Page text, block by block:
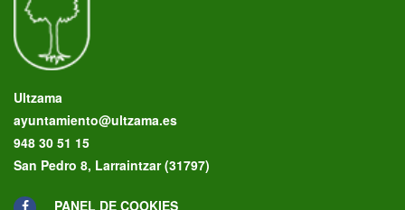
Ultzama
ayuntamiento@ultzama.es
948 30 51 15
San Pedro 8, Larraintzar (31797)
PANEL DE COOKIES